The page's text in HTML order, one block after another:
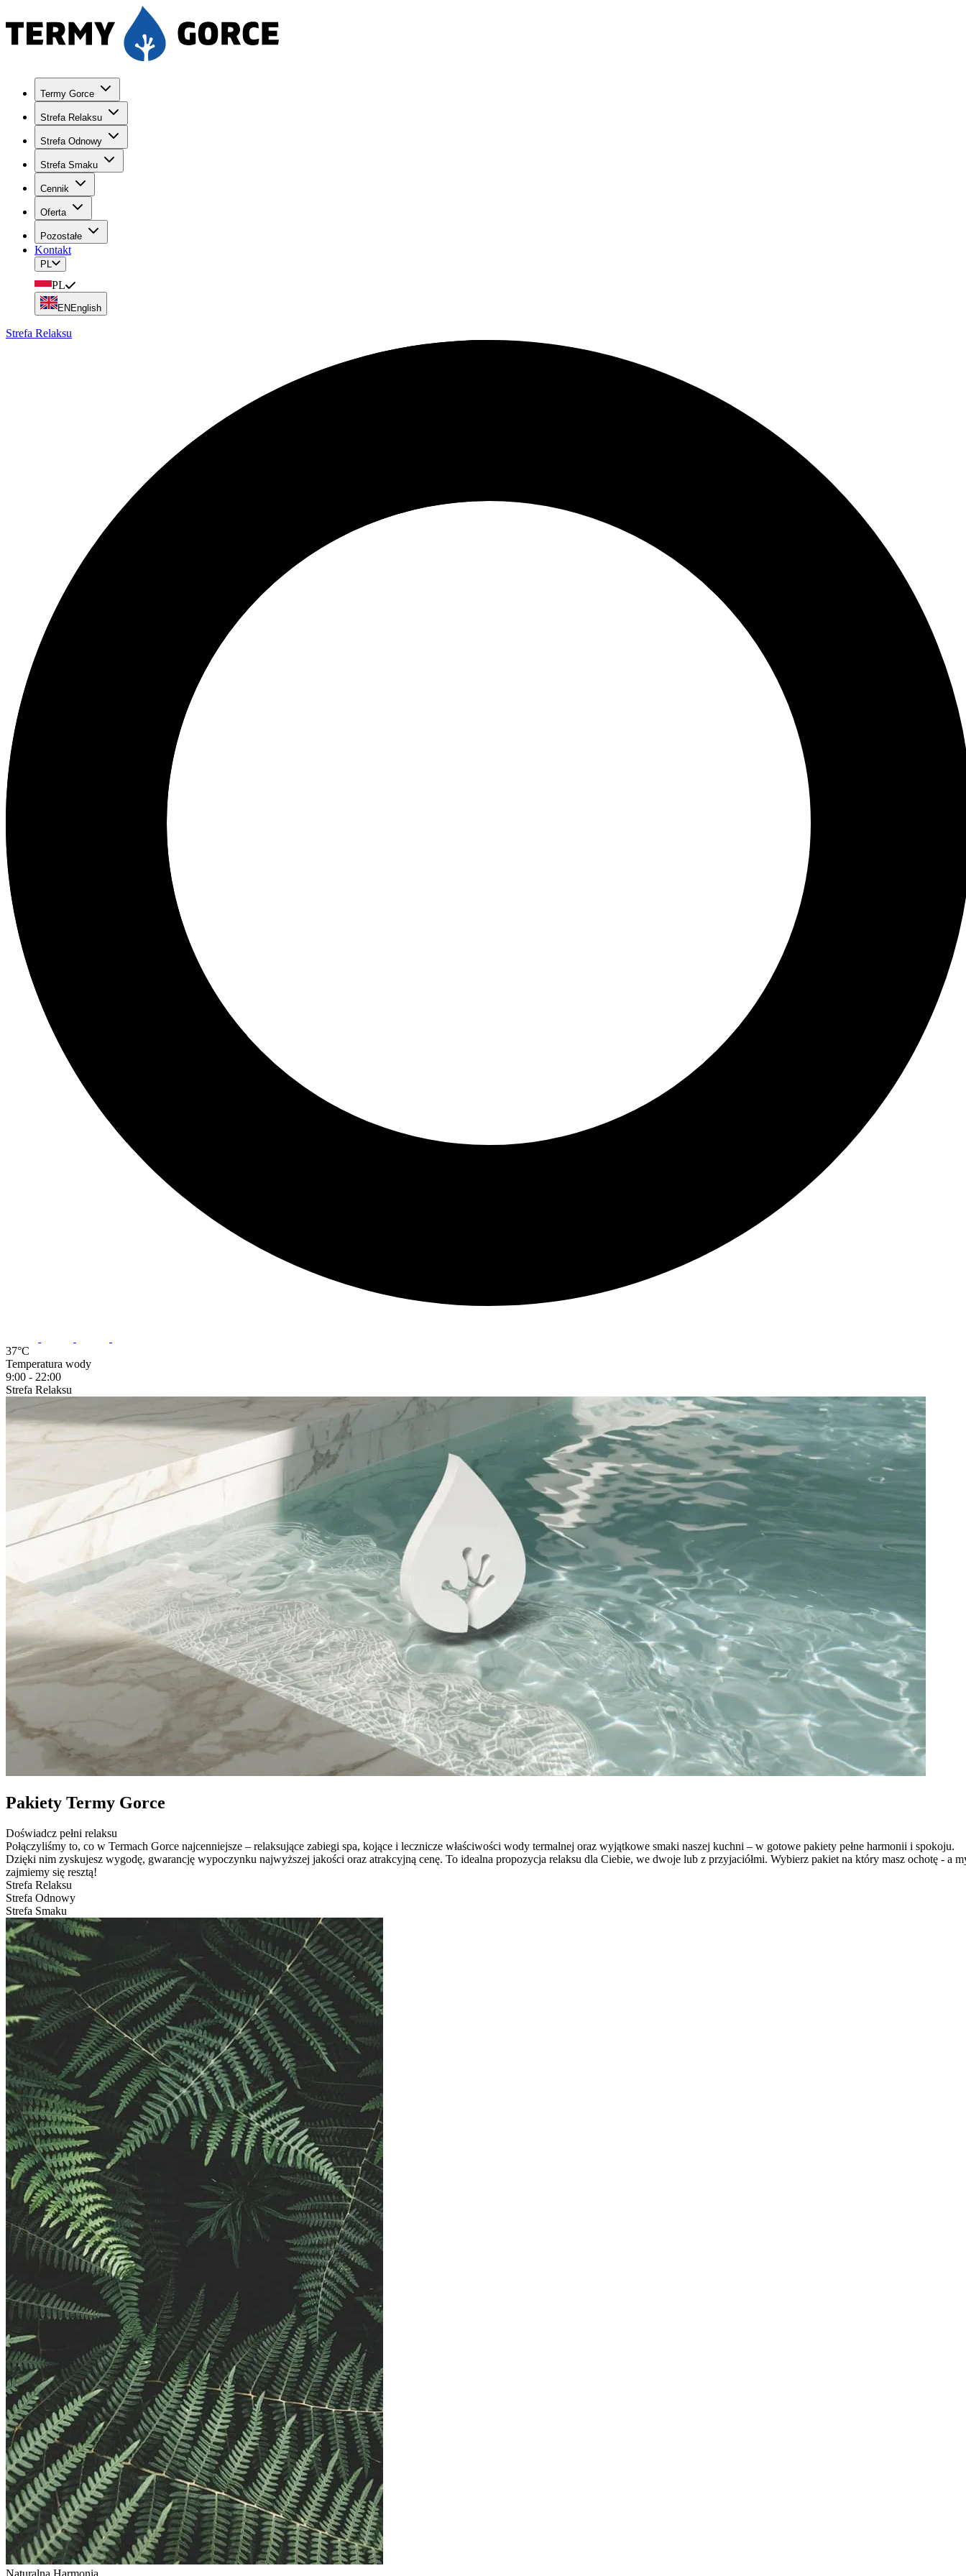
Termy Gorce
Strefa Relaksu
Strefa Odnowy
Strefa Smaku
Cennik
Oferta
Pozostałe
Kontakt
PL
PL
EN English
Strefa Relaksu
37°C
Temperatura wody
9:00 - 22:00
Strefa Relaksu
Pakiety Termy Gorce
Doświadcz pełni relaksu
Połączyliśmy to, co w Termach Gorce najcenniejsze – relaksujące zabiegi spa, kojące i lecznicze właściwości wody termalnej oraz wyjątkowe smaki naszej kuchni – w gotowe pakiety pełne harmonii i spokoju.
Dzięki nim zyskujesz wygodę, gwarancję wypoczynku najwyższej jakości oraz atrakcyjną cenę. To idealna propozycja relaksu dla Ciebie, we dwoje lub z przyjaciółmi. Wybierz pakiet na który masz ochotę - a
zajmiemy się resztą!
Strefa Relaksu
Strefa Odnowy
Strefa Smaku
Naturalna Harmonia